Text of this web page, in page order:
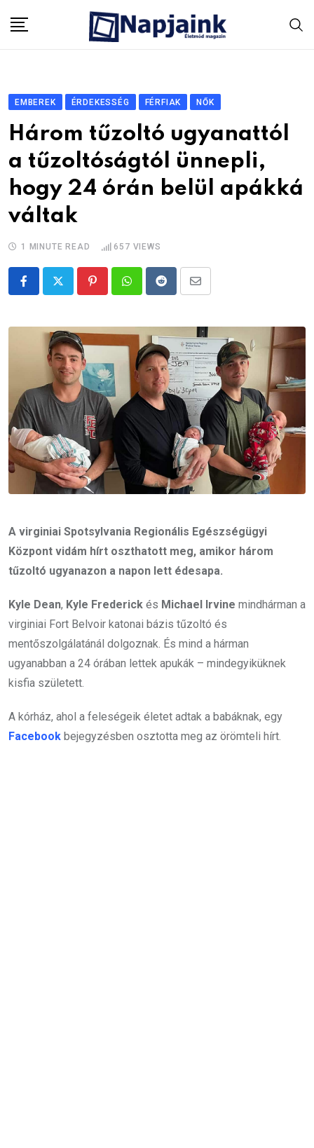
EMBEREK ÉRDEKESSÉG FÉRFIAK NŐK
Három tűzoltó ugyanattól
a tűzoltóságtól ünnepli,
hogy 24 órán belül apákká
váltak
1 MINUTE READ 657 VIEWS
PinterestWhatsappRedditShare
Email
A virginiai Spotsylvania Regionális Egészségügyi
Központ vidám hírt oszthatott meg, amikor három
tűzoltó ugyanazon a napon lett édesapa.
Kyle Dean, Kyle Frederick és Michael Irvine mindhárman a
virginiai Fort Belvoir katonai bázis tűzoltó és
mentőszolgálatánál dolgoznak. És mind a hárman
ugyanabban a 24 órában lettek apukák – mindegyiküknek
kisfia született.
A kórház, ahol a feleségeik életet adtak a babáknak, egy
Facebook bejegyzésben osztotta meg az örömteli hírt.